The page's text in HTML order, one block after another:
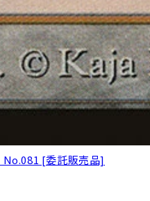
[委託販売品]